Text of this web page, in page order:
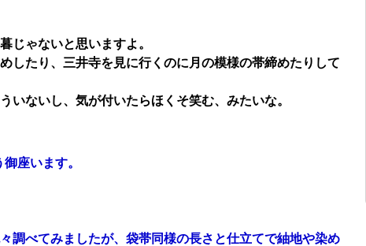
じゃないと思いますよ。
したり、三井寺を見に行くのに月の模様の帯締めたりして
いないし、気が付いたらほくそ笑む、みたいな。
座います。
調べてみましたが、袋帯同様の長さと仕立てで紬地や染め